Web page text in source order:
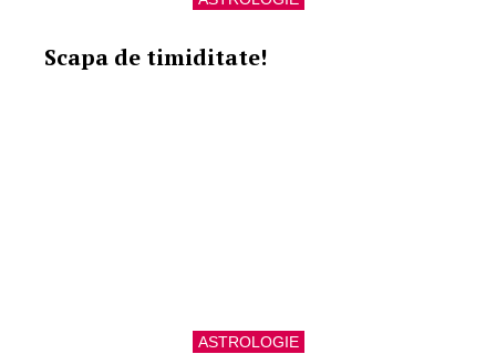
Scapa de timiditate!
ASTROLOGIE